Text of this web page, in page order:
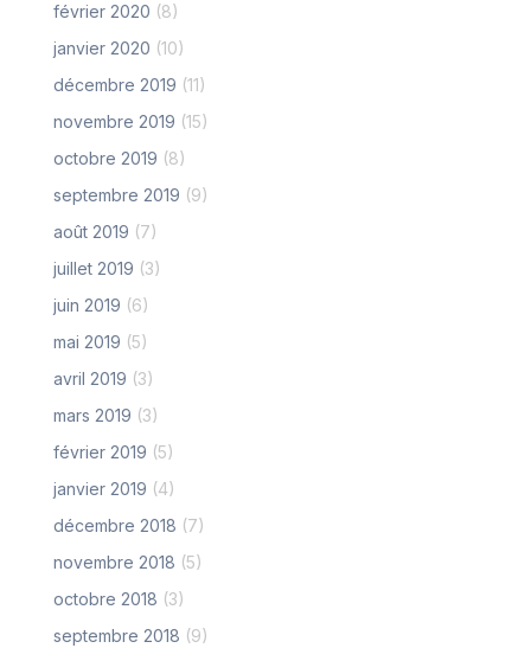
février 2020 (8)
janvier 2020 (10)
décembre 2019 (11)
novembre 2019 (15)
octobre 2019 (8)
septembre 2019 (9)
août 2019 (7)
juillet 2019 (3)
juin 2019 (6)
mai 2019 (5)
avril 2019 (3)
mars 2019 (3)
février 2019 (5)
janvier 2019 (4)
décembre 2018 (7)
novembre 2018 (5)
octobre 2018 (3)
septembre 2018 (9)